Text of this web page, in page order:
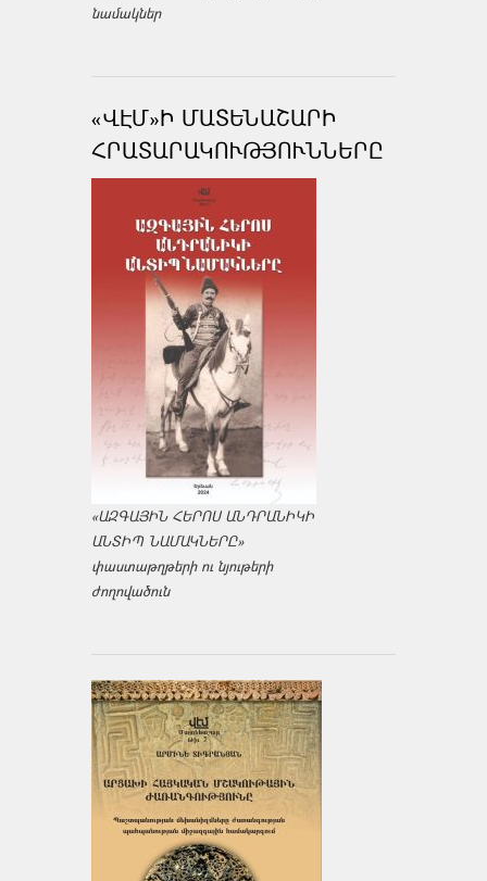
նամակներ
«ՎԷՄ»Ի ՄԱՏԵՆԱՇԱՐԻ
ՀՐԱՏԱՐԱԿՈՒԹՅՈՒՆՆԵՐԸ
«ԱԶԳԱՅԻՆ ՀԵՐՈՍ ԱՆԴՐԱՆԻԿԻ
ԱՆՏԻՊ ՆԱՄԱԿՆԵՐԸ»
փաստաթղթերի ու նյութերի
ժողովածուն